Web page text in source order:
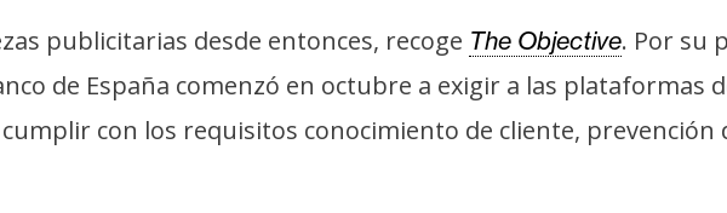
publicitarias desde entonces, recoge The Objective. Por su
de España comenzó en octubre a exigir a las plataformas
con los requisitos conocimiento de cliente, prevención